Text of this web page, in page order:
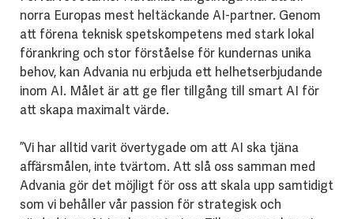
norra Europas mest heltäckande AI-partner. Genom
att förena teknisk spetskompetens med stark lokal
förankring och stor förståelse för kundernas unika
behov, kan Advania nu erbjuda ett helhetserbjudande
inom AI. Målet är att ge fler tillgång till smart AI för
att skapa maximalt värde.
”Vi har alltid varit övertygade om att AI ska tjäna
affärsmålen, inte tvärtom. Att slå oss samman med
Advania gör det möjligt för oss att skala upp samtidigt
som vi behåller vår passion för strategisk och